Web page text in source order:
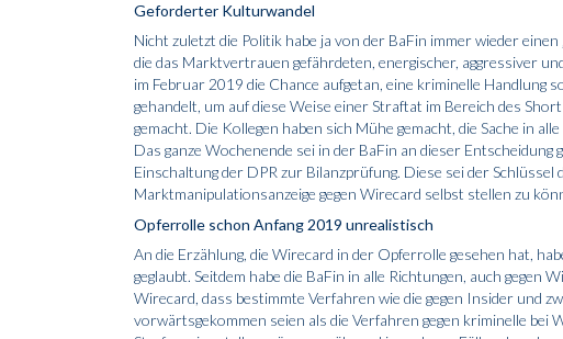
Geforderter Kulturwandel
Nicht zuletzt die Politik habe ja von der BaFin immer wieder
die das Marktvertrauen gefährdeten, energischer, aggressiver
im Februar 2019 die Chance aufgetan, eine kriminelle Handlung
gehandelt, um auf diese Weise einer Straftat im Bereich des
gemacht. Die Kollegen haben sich Mühe gemacht, die Sache in
Das ganze Wochenende sei in der BaFin an dieser
Einschaltung der DPR zur Bilanzprüfung. Diese sei der Schlüssel
Marktmanipulationsanzeige gegen Wirecard selbst stellen zu
Opferrolle schon Anfang 2019 unrealistisch
An die Erzählung, die Wirecard in der Opferrolle gesehen hat,
geglaubt. Seitdem habe die BaFin in alle Richtungen, auch gegen
Wirecard, dass bestimmte Verfahren wie die gegen Insider und
vorwärtsgekommen seien als die Verfahren gegen kriminelle bei